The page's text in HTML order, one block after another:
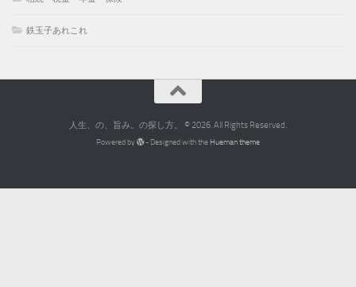
鉄玉子あれこれ
人生、の、旨み。の探し方。 © 2026. All Rights Reserved.
Powered by - Designed with the Hueman theme